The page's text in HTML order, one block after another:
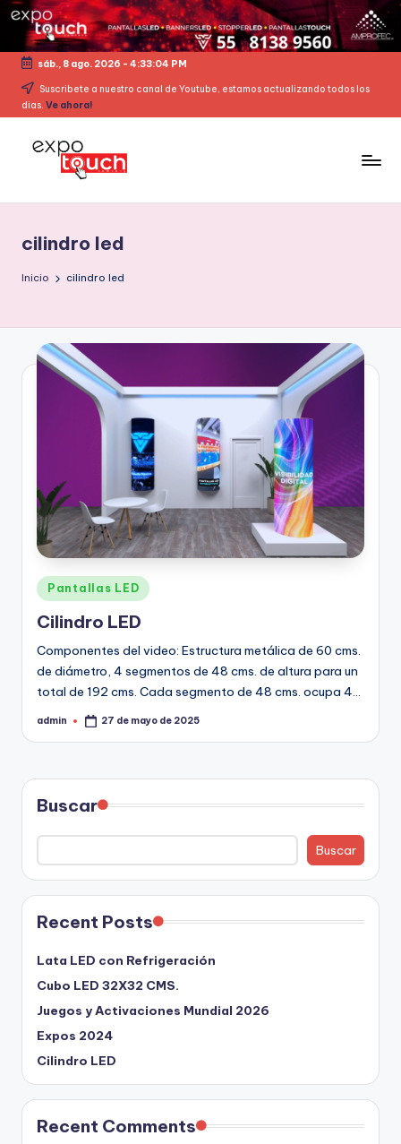
sáb., 8 ago. 2026 - 4:33:05 PM
Suscribete a nuestro canal de Youtube, estamos actualizando todos los
dias. Ve ahora!
cilindro led
Inicio cilindro led
Pantallas LED
Cilindro LED
Componentes del video: Estructura metálica de 60 cms.
de diámetro, 4 segmentos de 48 cms. de altura para un
total de 192 cms. Cada segmento de 48 cms. ocupa 4…
admin 27 de mayo de 2025
Buscar
Buscar
Recent Posts
Lata LED con Refrigeración
Cubo LED 32X32 CMS.
Juegos y Activaciones Mundial 2026
Expos 2024
Cilindro LED
Recent Comments